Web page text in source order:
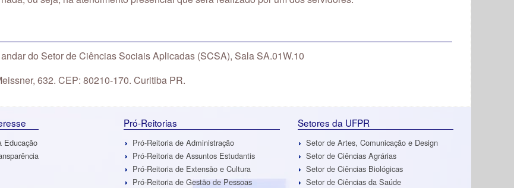
do Setor de Ciências Sociais Aplicadas (SCSA), Sala SA.01W.10
632. CEP: 80210-170. Curitiba PR.
Educação
Pró-Reitorias
Pró-Reitoria de Administração
Pró-Reitoria de Assuntos Estudantis
Pró-Reitoria de Extensão e Cultura
Pró-Reitoria de Gestão de Pessoas
Setores da UFPR
Setor de Artes, Comunicação e Design
Setor de Ciências Agrárias
Setor de Ciências Biológicas
Setor de Ciências da Saúde